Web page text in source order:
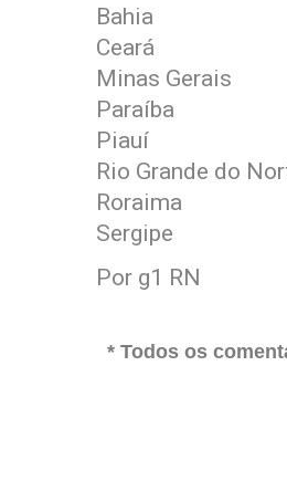
Bahia
Ceará
Minas Gerais
Paraíba
Piauí
Rio Grande do
Roraima
Sergipe
Por g1 RN
* Todos os